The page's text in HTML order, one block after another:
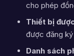
cho phép
Thiết bị
được đăng
Danh sách